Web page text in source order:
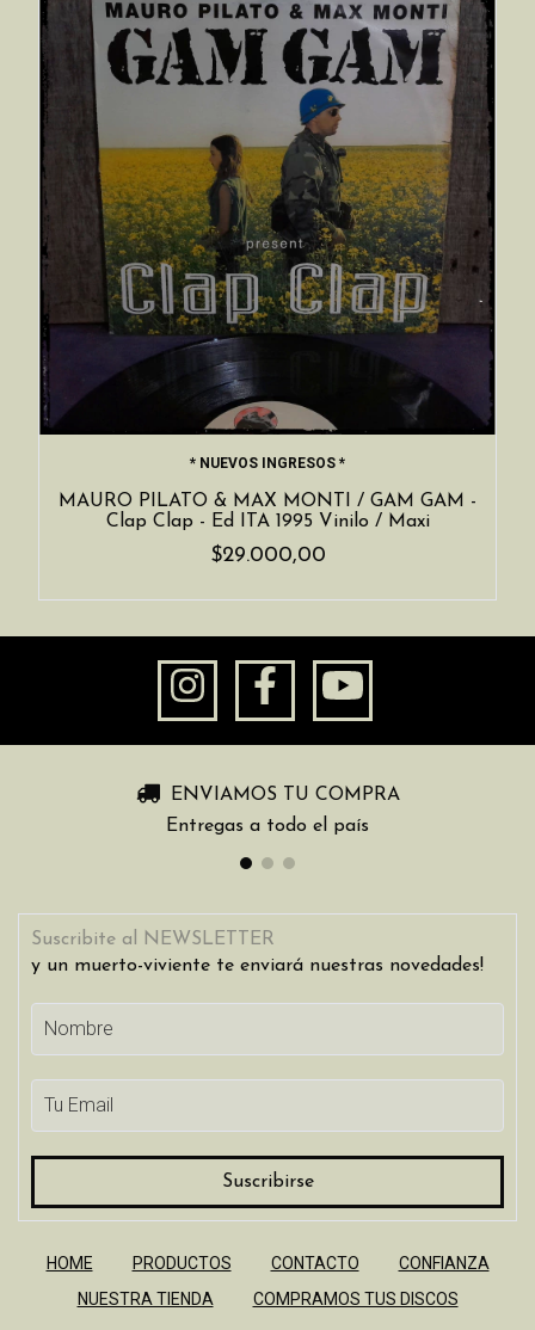
* NUEVOS INGRESOS *
MAURO PILATO & MAX MONTI / GAM GAM -
Clap Clap - Ed ITA 1995 Vinilo / Maxi
$29.000,00
ENVIAMOS TU COMPRA
Entregas a todo el país
Suscribite al NEWSLETTER
y un muerto-viviente te enviará nuestras novedades!
HOME PRODUCTOS CONTACTO
CONFIANZA
NUESTRA TIENDA
COMPRAMOS TUS DISCOS